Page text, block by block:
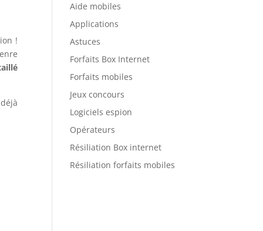
!
Aide mobiles
Applications
Astuces
Forfaits Box Internet
Forfaits mobiles
Jeux concours
Logiciels espion
Opérateurs
Résiliation Box internet
Résiliation forfaits mobiles